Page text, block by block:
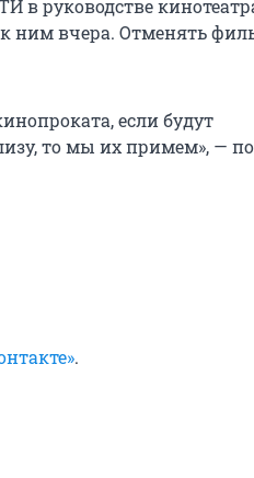
в руководстве
ним вчера. Отменять
если будут
то мы их примем», —
.